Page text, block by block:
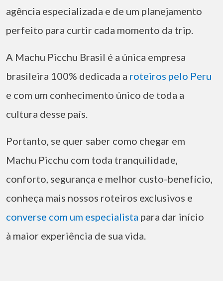
agência especializada e de um planejamento
perfeito para curtir cada momento da trip.
A Machu Picchu Brasil é a única empresa
brasileira 100% dedicada a roteiros pelo Peru
e com um conhecimento único de toda a
cultura desse país.
Portanto, se quer saber como chegar em
Machu Picchu com toda tranquilidade,
conforto, segurança e melhor custo-benefício,
conheça mais nossos roteiros exclusivos e
converse com um especialista para dar início
à maior experiência de sua vida.